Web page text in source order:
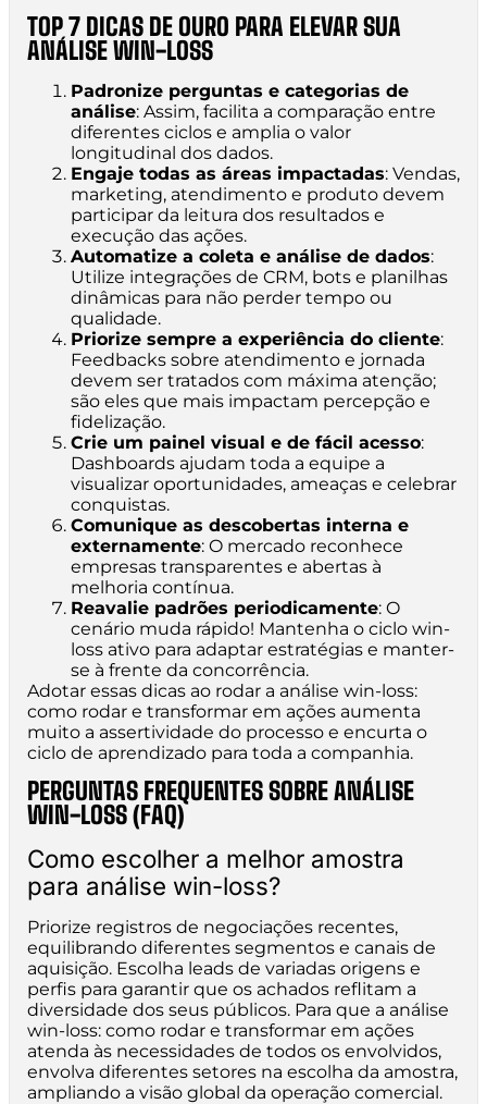
TOP 7 DICAS DE OURO PARA ELEVAR SUA
ANÁLISE WIN-LOSS
Padronize perguntas e categorias de
análise: Assim, facilita a comparação entre
diferentes ciclos e amplia o valor
longitudinal dos dados.
Engaje todas as áreas impactadas: Vendas,
marketing, atendimento e produto devem
participar da leitura dos resultados e
execução das ações.
Automatize a coleta e análise de dados:
Utilize integrações de CRM, bots e planilhas
dinâmicas para não perder tempo ou
qualidade.
Priorize sempre a experiência do cliente:
Feedbacks sobre atendimento e jornada
devem ser tratados com máxima atenção;
são eles que mais impactam percepção e
fidelização.
Crie um painel visual e de fácil acesso:
Dashboards ajudam toda a equipe a
visualizar oportunidades, ameaças e celebrar
conquistas.
Comunique as descobertas interna e
externamente: O mercado reconhece
empresas transparentes e abertas à
melhoria contínua.
Reavalie padrões periodicamente: O
cenário muda rápido! Mantenha o ciclo win-
loss ativo para adaptar estratégias e manter-
se à frente da concorrência.
Adotar essas dicas ao rodar a análise win-loss:
como rodar e transformar em ações aumenta
muito a assertividade do processo e encurta o
ciclo de aprendizado para toda a companhia.
PERGUNTAS FREQUENTES SOBRE ANÁLISE
WIN-LOSS (FAQ)
Como escolher a melhor amostra
para análise win-loss?
Priorize registros de negociações recentes,
equilibrando diferentes segmentos e canais de
aquisição. Escolha leads de variadas origens e
perfis para garantir que os achados reflitam a
diversidade dos seus públicos. Para que a análise
win-loss: como rodar e transformar em ações
atenda às necessidades de todos os envolvidos,
envolva diferentes setores na escolha da amostra,
ampliando a visão global da operação comercial.